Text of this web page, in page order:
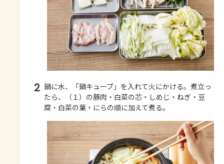
2 鍋に水、「鍋キューブ」を入れて火にかける。煮立っ
たら、（１）の豚肉・白菜の芯・しめじ・ねぎ・豆
腐・白菜の葉・にらの順に加えて煮る。